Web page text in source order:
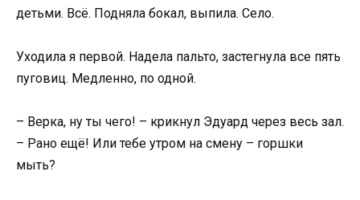
детьми. Всё. Подняла бокал, выпила. Село.
Уходила я первой. Надела пальто, застегнула все пять
пуговиц. Медленно, по одной.
– Верка, ну ты чего! – крикнул Эдуард через весь зал.
– Рано ещё! Или тебе утром на смену – горшки
мыть?